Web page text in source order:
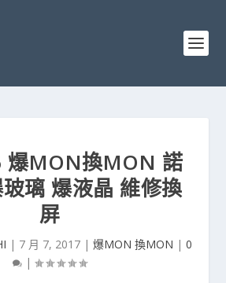
爆MON換MON 諾
璃 爆液晶 維修換
屏
| 7 月 7, 2017| 爆MON 換MON | 0
|